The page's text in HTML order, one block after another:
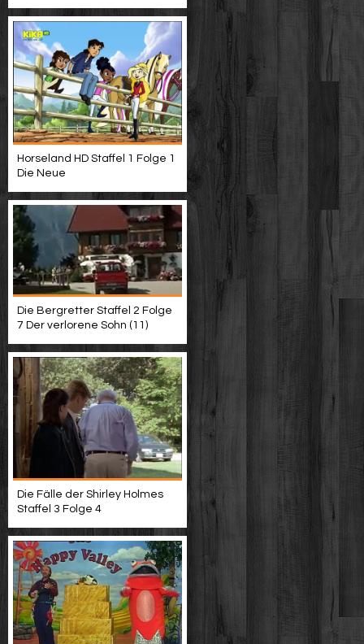
Horseland HD Staffel 1 Folge 1
Die Neue
Die Bergretter Staffel 2 Folge
7 Der verlorene Sohn (11)
Die Fälle der Shirley Holmes
Staffel 3 Folge 4